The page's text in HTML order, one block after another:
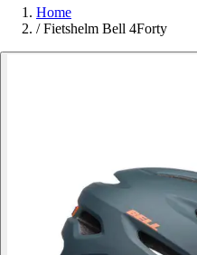
Home
/ Fietshelm Bell 4Forty